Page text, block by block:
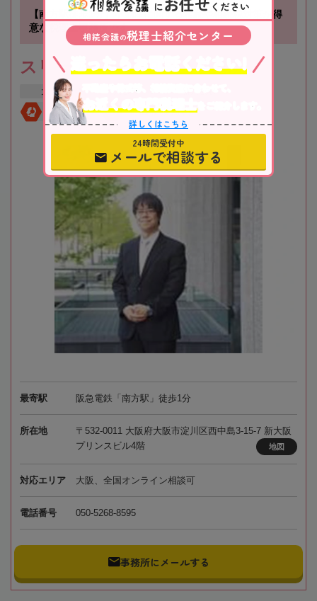
【南方駅徒歩1分】不動産に関する相続や相続税対策が得
意な税理士事務所です
スリーアローズ税理士事務所
大阪府 大阪市
全国対応 初回相談無料
最寄駅 阪急電鉄「南方駅」徒歩1分
所在地
〒532-0011 大阪府大阪市淀川区西中島3-15-7 新大阪
プリンスビル4階
地図
対応エリア 大阪、全国オンライン相談可
電話番号 050-5268-8595
事務所にメールする
に ください
相続会議の税理士紹介センター
不動産や株式等、相続資産に合わせて、
お近くの専門税理士
をご紹介します。
詳しくはこちら
24時間受付中
メールで相談する